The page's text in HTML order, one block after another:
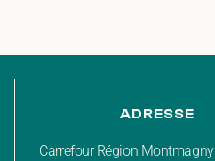
Carrefour Région Montmagny
ADRESSE